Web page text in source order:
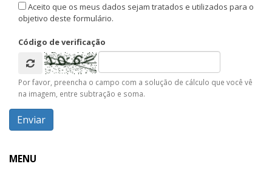
Aceito que os meus dados sejam tratados e utilizados para o
objetivo deste formulário.
Código de verificação
Por favor, preencha o campo com a solução de cálculo que você vê
na imagem, entre subtração e soma.
MENU